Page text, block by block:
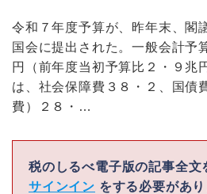
令和７年度予算が、昨年末、閣
国会に提出された。一般会計予
円（前年度当初予算比２・９兆
は、社会保障費３８・２、国債
費）２８・…
税のしるべ電子版の記事全文
サインイン をする必要があり